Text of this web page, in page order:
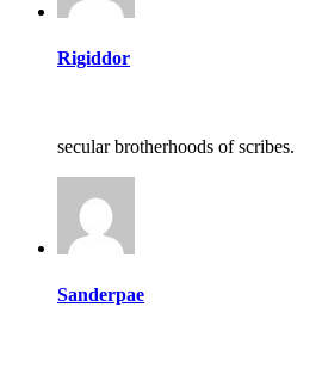
Rigiddor
secular brotherhoods of scribes.
Sanderpae